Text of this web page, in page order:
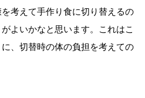
考えて手作り食に切り替えるの
よいかなと思います。これはこ
、切替時の体の負担を考えての